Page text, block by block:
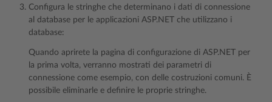
Configura le stringhe che determinano i dati di connessione
al database per le applicazioni ASP.NET che utilizzano i
database:
Quando aprirete la pagina di configurazione di ASP.NET per
la prima volta, verranno mostrati dei parametri di
connessione come esempio, con delle costruzioni comuni. È
possibile eliminarle e definire le proprie stringhe.